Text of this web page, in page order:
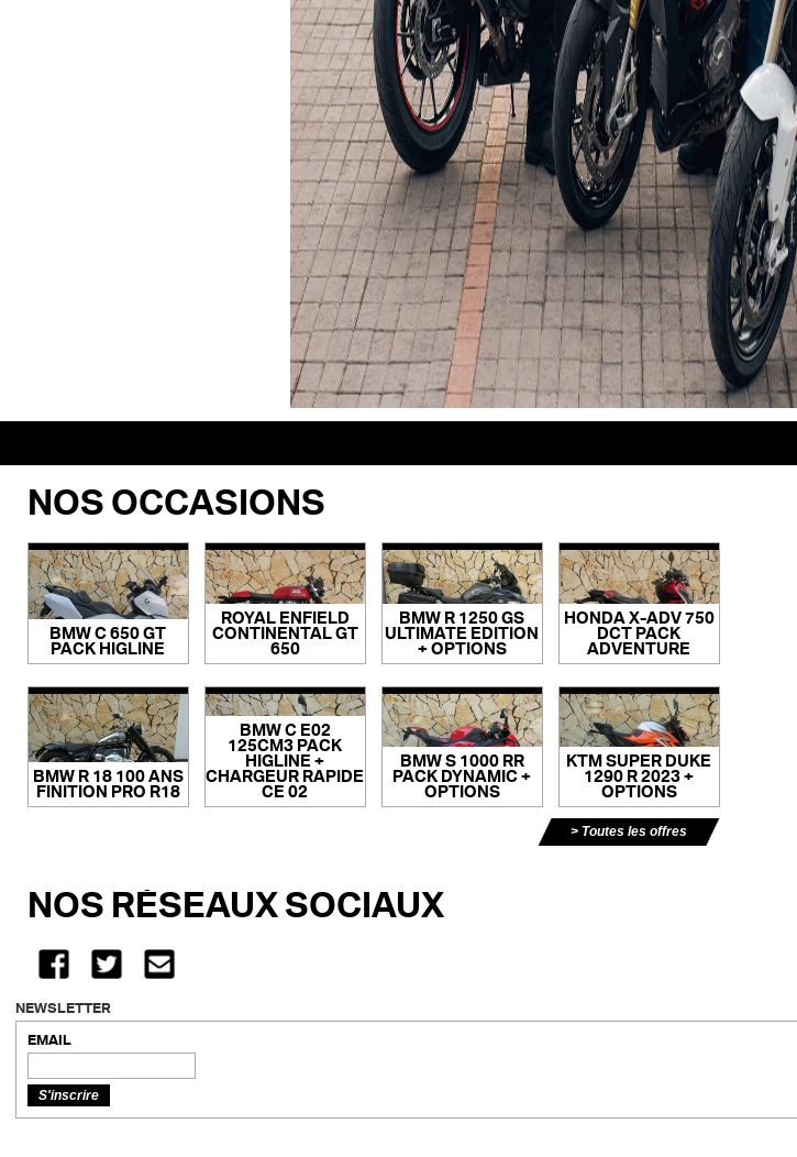
NOS OCCASIONS
BMW C 650 GT
PACK HIGLINE
ROYAL ENFIELD
CONTINENTAL GT
650
BMW R 1250 GS
ULTIMATE EDITION
+ OPTIONS
HONDA X-ADV 750
DCT PACK
ADVENTURE
BMW R 18 100 ANS
FINITION PRO R18
BMW C E02
125CM3 PACK
HIGLINE +
CHARGEUR RAPIDE
CE 02
BMW S 1000 RR
PACK DYNAMIC +
OPTIONS
KTM SUPER DUKE
1290 R 2023 +
OPTIONS
Toutes les offres
NOS RÉSEAUX SOCIAUX
NEWSLETTER
EMAIL